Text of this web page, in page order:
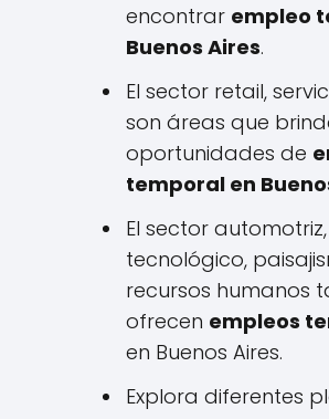
encontrar empleo
Buenos Aires.
El sector retail,
son áreas que
oportunidades de
temporal en
El sector
tecnológico,
recursos humanos
ofrecen empleos
en Buenos Aires.
Explora diferentes